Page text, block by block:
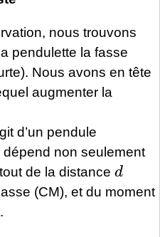
nous trouvons
pendulette la fasse
Nous avons en tête
augmenter la
d’un pendule
non seulement
de la distance
d
(CM), et du moment